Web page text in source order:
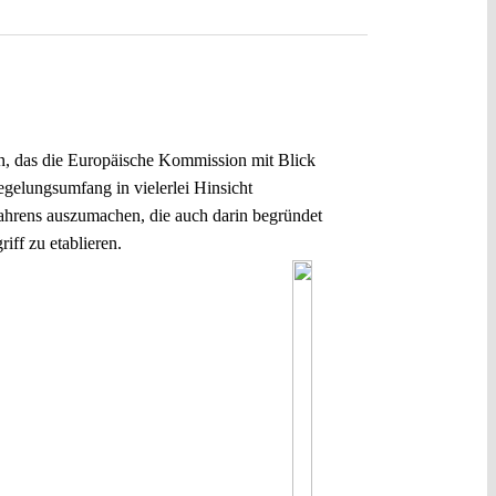
das die Europäische Kommission mit Blick
in vielerlei Hinsicht
auszumachen, die auch darin begründet
zu etablieren.